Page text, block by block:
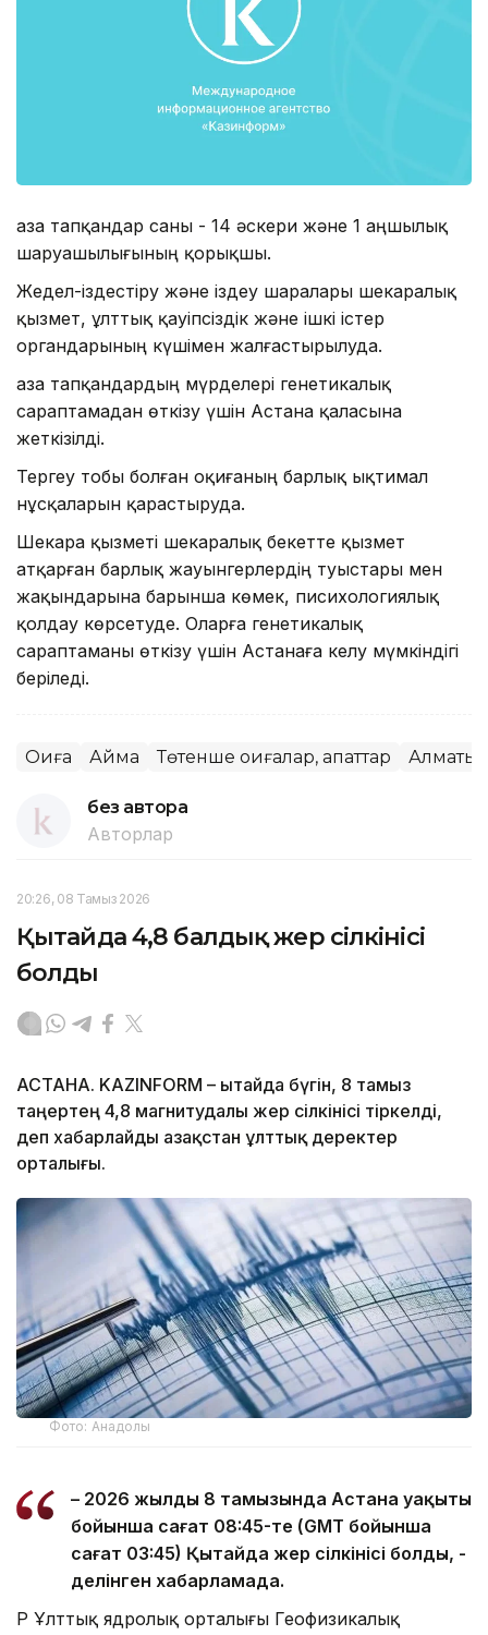
Қаза тапқандар саны - 14 әскери және 1 аңшылық
шаруашылығының қорықшы.
Жедел-іздестіру және іздеу шаралары шекаралық
қызмет, ұлттық қауіпсіздік және ішкі істер
органдарының күшімен жалғастырылуда.
Қаза тапқандардың мүрделері генетикалық
сараптамадан өткізу үшін Астана қаласына
жеткізілді.
Тергеу тобы болған оқиғаның барлық ықтимал
нұсқаларын қарастыруда.
Шекара қызметі шекаралық бекетте қызмет
атқарған барлық жауынгерлердің туыстары мен
жақындарына барынша көмек, писихологиялық
қолдау көрсетуде. Оларға генетикалық
сараптаманы өткізу үшін Астанаға келу мүмкіндігі
беріледі.
Оқиға Аймақ Төтенше оқиғалар, апаттар Алматы
без автора
Авторлар
20:26, 08 Тамыз 2026
Қытайда 4,8 балдық жер сілкінісі
болды
АСТАНА. KAZINFORM – Қытайда бүгін, 8 тамыз
таңертең 4,8 магнитудалы жер сілкінісі тіркелді,
деп хабарлайды Қазақстан ұлттық деректер
орталығы.
Фото: Анадолы
– 2026 жылдың 8 тамызында Астана уақыты
бойынша сағат 08:45-те (GMT бойынша
сағат 03:45) Қытайда жер сілкінісі болды, -
делінген хабарламада.
ҚР Ұлттық ядролық орталығы Геофизикалық